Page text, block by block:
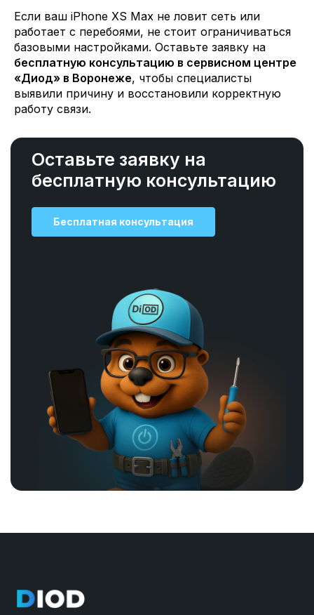
Если ваш iPhone XS Max не ловит сеть или
работает с перебоями, не стоит ограничиваться
базовыми настройками. Оставьте заявку на
бесплатную консультацию в сервисном центре
«Диод» в Воронеже, чтобы специалисты
выявили причину и восстановили корректную
работу связи.
Оставьте заявку на
бесплатную консультацию
Бесплатная консультация